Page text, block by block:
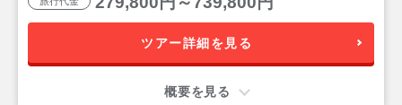
ツアー詳細を見る
概要を見る